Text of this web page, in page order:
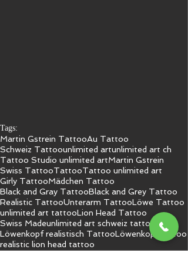
Tags:
Martin Gstrein TattooAu Tattoo
Schweiz Tattoounlimited artunlimited art ch
Tattoo Studio unlimited artMartin Gstrein
Swiss TattooTattooTattoo unlimited art
Girly TattooMädchen Tattoo
Black and Gray TattooBlack and Grey Tattoo
Realistic TattooUnterarm TattooLöwe Tattoo
unlimited art tattooLion Head Tattoo
Swiss Madeunlimited art schweiz tattoo
Löwenkopf realistisch TattooLöwenkopf tattoo
realistic lion head tattoo